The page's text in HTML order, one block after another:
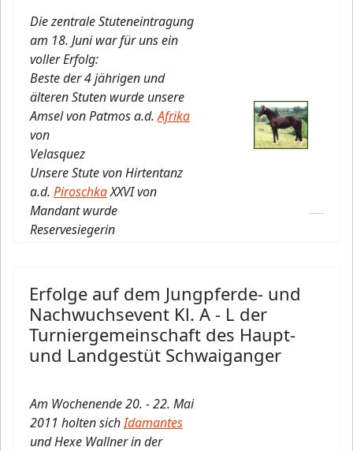
Die zentrale Stuteneintragung
am 18. Juni war für uns ein
voller Erfolg:
Beste der 4 jährigen und
älteren Stuten wurde unsere
Amsel von Patmos a.d.Afrika
von
Velasquez
Unsere Stute von Hirtentanz
a.d. PiroschkaXXVI von
Mandant wurde
Reservesiegerin
Erfolge auf dem Jungpferde- und
Nachwuchsevent Kl. A - L der
Turniergemeinschaft des Haupt-
und Landgestüt Schwaiganger
Am Wochenende 20. - 22. Mai
2011 holten sichIdamantes
und Hexe Wallner in der